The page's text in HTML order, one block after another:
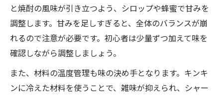
と焼酎の風味が引き立つよう、シロップや蜂蜜で甘みを
調整します。甘みを足しすぎると、全体のバランスが崩
れるので注意が必要です。初心者は少量ずつ加えて味を
確認しながら調整しましょう。
また、材料の温度管理も味の決め手となります。キンキ
ンに冷えた材料を使うことで、雑味が抑えられ、シャー